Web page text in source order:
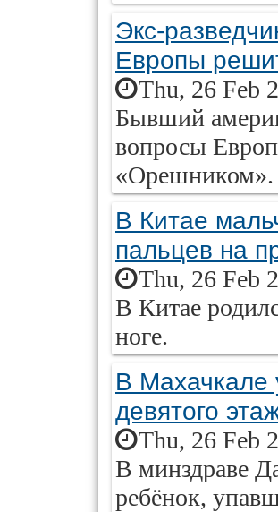
Экс-
Европы
Thu, 26 Feb
Бывший
вопросы
«Орешником».
В Китае
пальцев на
Thu, 26 Feb
В Китае
ноге.
В Махачкале
девятого
Thu, 26 Feb
В минздраве
ребёнок,